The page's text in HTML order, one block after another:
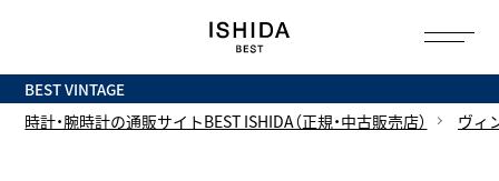
BEST VINTAGE
時計・腕時計の通販サイトBEST ISHIDA（正規・中古販売店）
ヴィ
へ